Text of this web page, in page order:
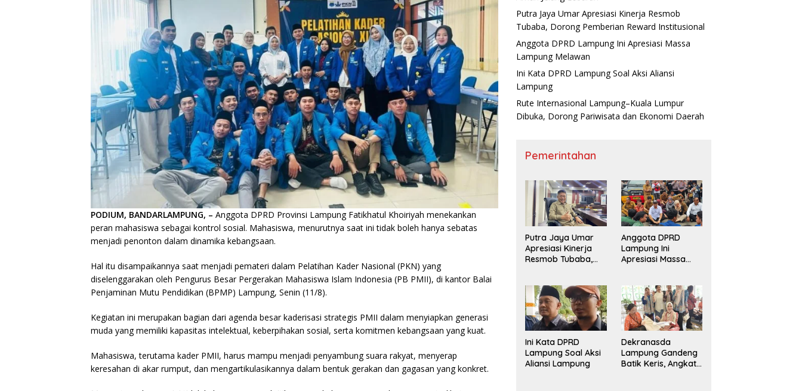
PODIUM, BANDARLAMPUNG, – Anggota DPRD Provinsi Lampung Fatikhatul Khoiriyah menekankan
peran mahasiswa sebagai kontrol sosial. Mahasiswa, menurutnya saat ini tidak boleh hanya sebatas
menjadi penonton dalam dinamika kebangsaan.
Hal itu disampaikannya saat menjadi pemateri dalam Pelatihan Kader Nasional (PKN) yang
diselenggarakan oleh Pengurus Besar Pergerakan Mahasiswa Islam Indonesia (PB PMII), di kantor Balai
Penjaminan Mutu Pendidikan (BPMP) Lampung, Senin (11/8).
Kegiatan ini merupakan bagian dari agenda besar kaderisasi strategis PMII dalam menyiapkan generasi
muda yang memiliki kapasitas intelektual, keberpihakan sosial, serta komitmen kebangsaan yang kuat.
Mahasiswa, terutama kader PMII, harus mampu menjadi penyambung suara rakyat, menyerap
keresahan di akar rumput, dan mengartikulasikannya dalam bentuk gerakan dan gagasan yang konkret.
Putra Jaya Umar Apresiasi Kinerja Resmob
Tubaba, Dorong Pemberian Reward Institusional
Anggota DPRD Lampung Ini Apresiasi Massa
Lampung Melawan
Ini Kata DPRD Lampung Soal Aksi Aliansi
Lampung
Rute Internasional Lampung–Kuala Lumpur
Dibuka, Dorong Pariwisata dan Ekonomi Daerah
Pemerintahan
Putra Jaya Umar
Apresiasi Kinerja
Resmob Tubaba,
Anggota DPRD
Lampung Ini
Apresiasi Massa
Ini Kata DPRD
Lampung Soal Aksi
Aliansi Lampung
Dekranasda
Lampung Gandeng
Batik Keris, Angkat